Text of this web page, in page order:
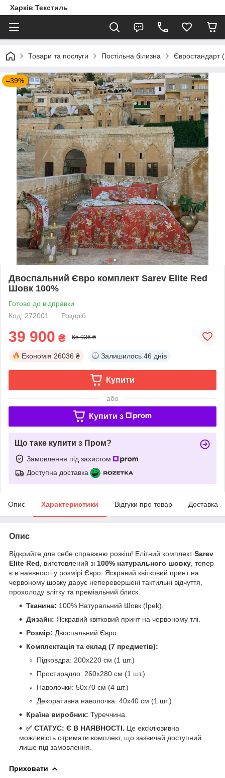
Харків Текстиль
Товари та послуги Постільна білизна Євростандарт
–39%
Двоспальний Євро комплект Sarev Elite Red
Шовк 100%
Готово до відправки
Код: 272001
Роздріб
39 900 ₴ 65 936 ₴
Економія 26036 ₴ Залишилось 46 днів
Купити
або
Купити з
Що таке купити з Пром?
Замовлення під захистом
Доступна доставка
Опис Характеристики Відгуки про товар Доставка
Опис
Відкрийте для себе справжню розкіш! Елітний комплектSarev
Elite Red , виготовлений зі 100% натурального шовку , тепер
є в наявності у розмірі Євро. Яскравий квітковий принт на
червоному шовку дарує неперевершені тактильні відчуття,
прохолоду влітку та преміальний блиск.
Тканина: 100% Натуральний Шовк (İpek).
Дизайн: Яскравий квітковий принт на червоному тлі.
Розмір: Двоспальний Євро.
Комплектація та склад (7 предметів):
Підковдра: 200х220 см (1 шт.)
Простирадло: 260х280 см (1 шт.)
Наволочки: 50х70 см (4 шт.)
Декоративна наволочка: 40х40 см (1 шт.)
Країна виробник: Туреччина.
✅ СТАТУС: Є В НАЯВНОСТІ. Це ексклюзивна
можливість отримати комплект, що зазвичай доступний
лише під замовлення.
Приховати